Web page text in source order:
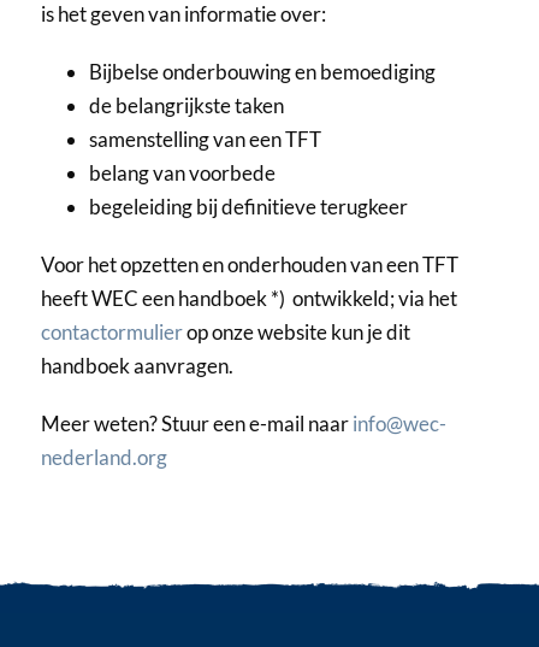
is het geven van informatie over:
Bijbelse onderbouwing en bemoediging
de belangrijkste taken
samenstelling van een TFT
belang van voorbede
begeleiding bij definitieve terugkeer
Voor het opzetten en onderhouden van een TFT
heeft WEC een handboek *) ontwikkeld; via het
contactormulierop onze website kun je dit
handboek aanvragen.
Meer weten? Stuur een e-mail naarinfo@wec-
nederland.org